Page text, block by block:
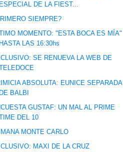
DE LA FIEST...
SIEMPRE?
MOMENTO: "ESTA BOCA ES MÍA"
LAS 16:30hs
SE RENUEVA LA WEB DE
ABSOLUTA: EUNICE SEPARADA
BALBI
GUSTAF: UN MAL AL PRIME
DEL 10
MONTE CARLO
MAXI DE LA CRUZ